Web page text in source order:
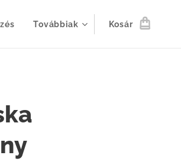
Továbbiak Kosár